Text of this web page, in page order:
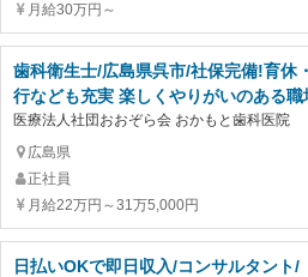
月給30万円～
歯科衛生士/広島県呉市/社保完備!育休
行なども充実 楽しくやりがいのある職
医療法人社団おおぞら会 おかもと歯科医院
広島県
正社員
月給22万円～31万5,000円
日払いOKで即日収入/コンサルタント